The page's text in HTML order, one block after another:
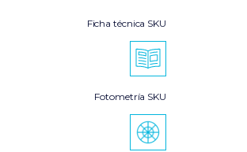
Ficha técnica SKU
Fotometría SKU